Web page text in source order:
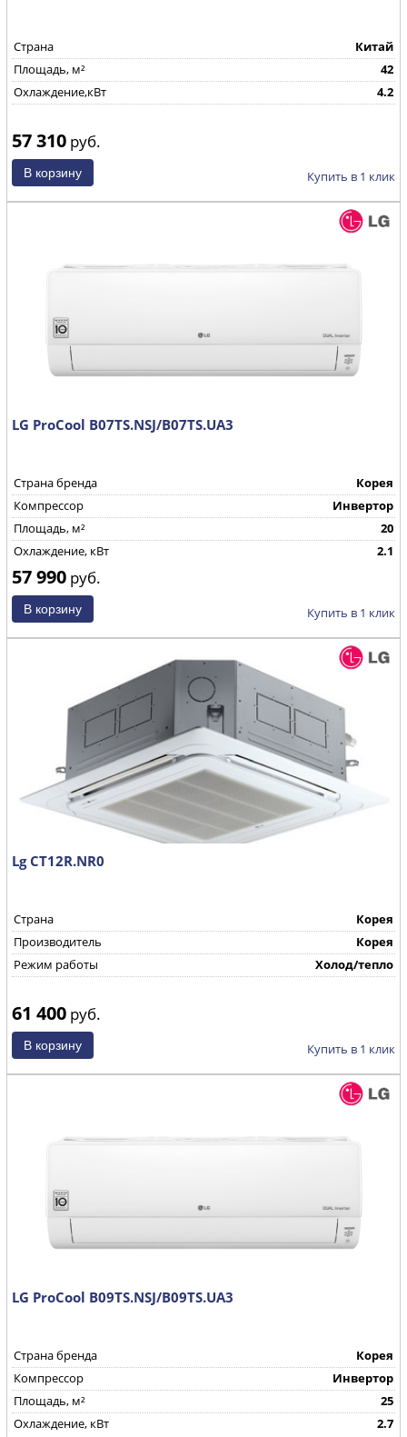
Страна
Китай
Площадь, м²
42
Охлаждение,кВт
4.2
57 310 руб.
Купить в 1 клик
LG ProCool B07TS.NSJ/B07TS.UA3
Страна бренда
Корея
Компрессор
Инвертор
Площадь, м²
20
Охлаждение, кВт
2.1
57 990 руб.
Купить в 1 клик
Lg CT12R.NR0
Страна
Корея
Производитель
Корея
Режим работы
Холод/тепло
61 400 руб.
Купить в 1 клик
LG ProCool B09TS.NSJ/B09TS.UA3
Страна бренда
Корея
Компрессор
Инвертор
Площадь, м²
25
Охлаждение, кВт
2.7